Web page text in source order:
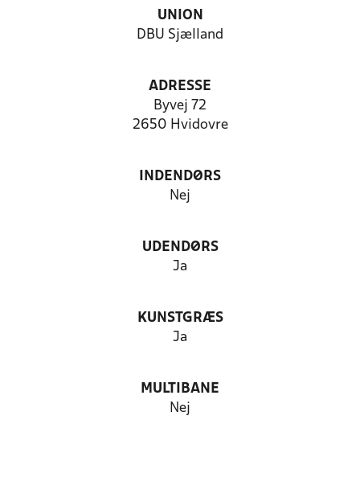
UNION
DBU Sjælland
ADRESSE
Byvej 72
2650 Hvidovre
INDENDØRS
Nej
UDENDØRS
Ja
KUNSTGRÆS
Ja
MULTIBANE
Nej